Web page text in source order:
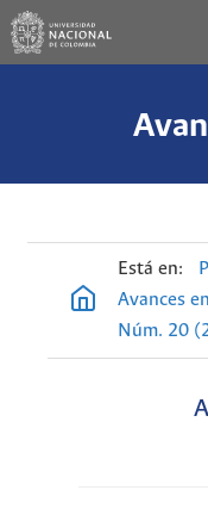
Está en:
Avances
Núm. 20